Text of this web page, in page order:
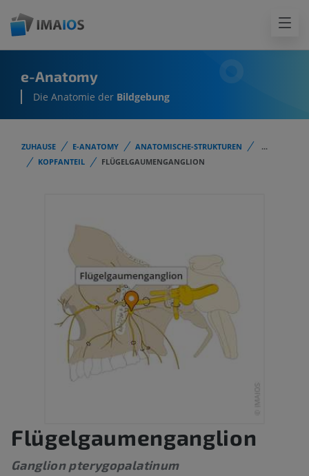
e-Anatomy
Die Anatomie der Bildgebung
ZUHAUSE E-ANATOMY ANATOMISCHE-STRUKTUREN
...
KOPFANTEIL
FLÜGELGAUMENGANGLION
Flügelgaumenganglion
Ganglion pterygopalatinum